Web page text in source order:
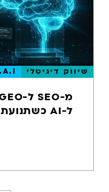
שיווק דיגיטלי A.I.
ל-AI כשתנועת החיפוש נעלמת